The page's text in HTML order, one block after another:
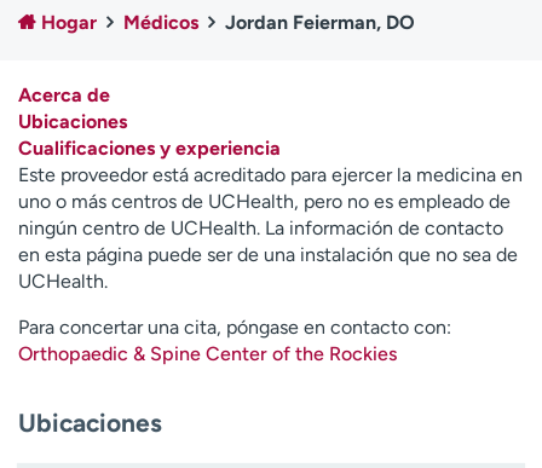
Atención a medios de
comunicación
Contáctenos Noticias e historias
A
y
ú
d
a
m
e
Hogar Médicos Jordan Feierman, DO
Acerca de
Ubicaciones
Cualificaciones y experiencia
Este proveedor está acreditado para ejercer la medicina en
uno o más centros de UCHealth, pero no es empleado de
ningún centro de UCHealth. La información de contacto
en esta página puede ser de una instalación que no sea de
UCHealth.
Para concertar una cita, póngase en contacto con:
Orthopaedic & Spine Center of the Rockies
Ubicaciones